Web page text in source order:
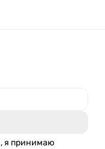
я принимаю